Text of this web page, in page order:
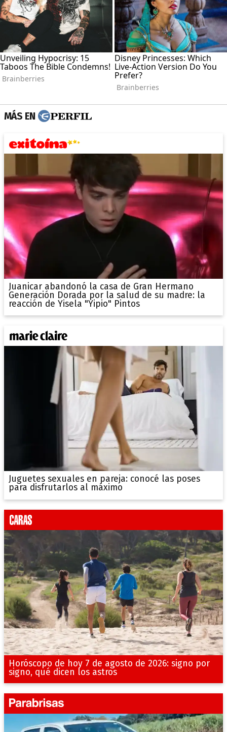
MÁS EN
Juanicar abandonó la casa de Gran Hermano
Generación Dorada por la salud de su madre: la
reacción de Yisela "Yipio" Pintos
Juguetes sexuales en pareja: conocé las poses
para disfrutarlos al máximo
Horóscopo de hoy 7 de agosto de 2026: signo por
signo, qué dicen los astros